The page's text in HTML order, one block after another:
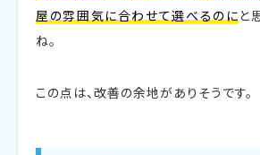
屋の雰囲気に合わせて選べるのにと
ね。
この点は、改善の余地がありそうです。